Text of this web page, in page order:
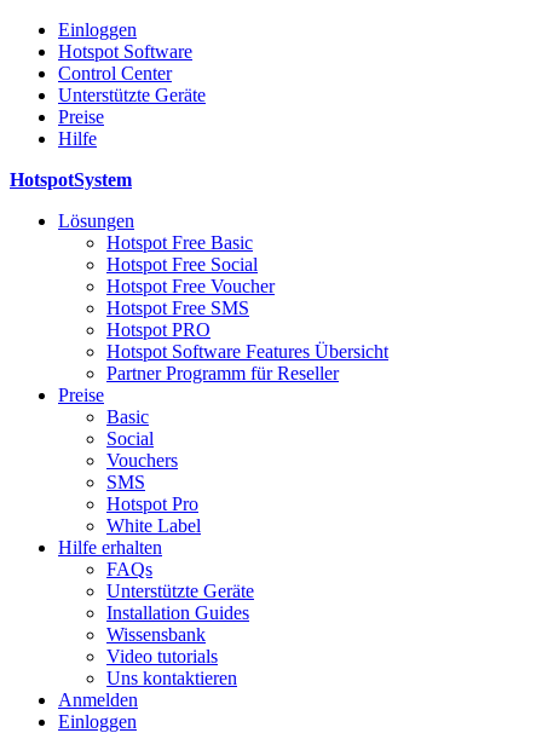
Einloggen
Hotspot Software
Control Center
Unterstützte Geräte
Preise
Hilfe
HotspotSystem
Lösungen
Hotspot Free Basic
Hotspot Free Social
Hotspot Free Voucher
Hotspot Free SMS
Hotspot PRO
Hotspot Software Features Übersicht
Partner Programm für Reseller
Preise
Basic
Social
Vouchers
SMS
Hotspot Pro
White Label
Hilfe erhalten
FAQs
Unterstützte Geräte
Installation Guides
Wissensbank
Video tutorials
Uns kontaktieren
Anmelden
Einloggen